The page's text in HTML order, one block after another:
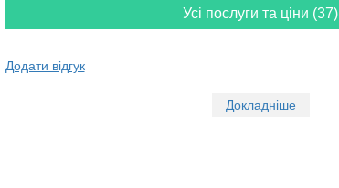
Усі послуги та ціни (37)
Додати відгук
Докладніше